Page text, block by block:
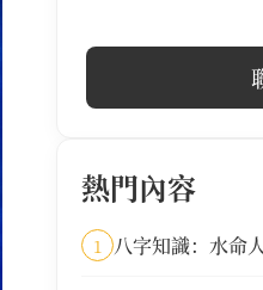
熱門內容
1 八字知識：水命